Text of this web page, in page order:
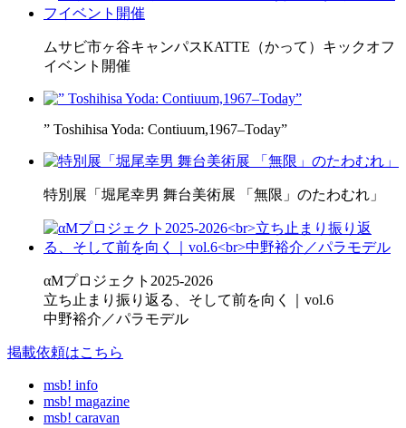
ムサビ市ヶ谷キャンパスKATTE（かって）キックオフ
イベント開催
” Toshihisa Yoda: Contiuum,1967–Today”
特別展「堀尾幸男 舞台美術展 「無限」のたわむれ」
αMプロジェクト2025-2026
立ち止まり振り返る、そして前を向く｜vol.6
中野裕介／パラモデル
掲載依頼はこちら
msb! info
msb! magazine
msb! caravan